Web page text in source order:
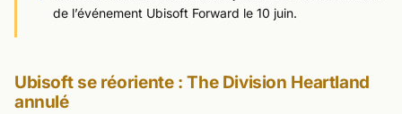
de l’événement Ubisoft Forward le 10 juin.
Ubisoft se réoriente :The Division Heartland
annulé